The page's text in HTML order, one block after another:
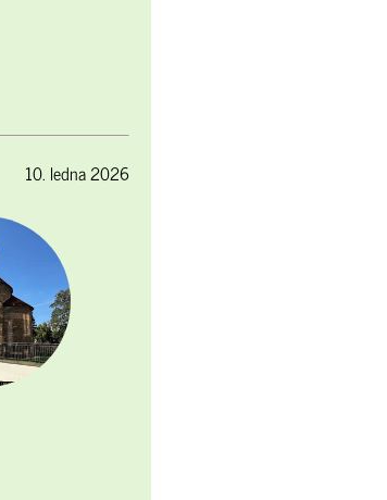
10. ledna 2026